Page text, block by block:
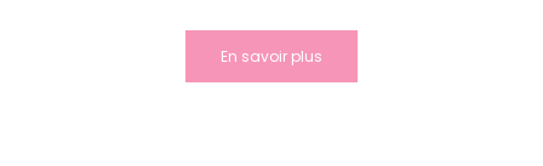
En savoir plus